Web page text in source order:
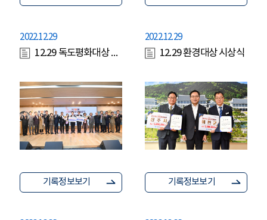
2022.12.29
12.29 독도평화대상 시상식
기록정보보기
2022.12.29
12.29 환경대상 시상식
기록정보보기